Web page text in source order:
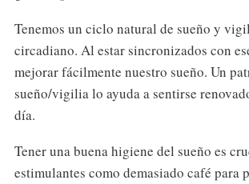
Tenemos un ciclo natural de sueño y
circadiano. Al estar sincronizados con
mejorar fácilmente nuestro sueño. Un
sueño/vigilia lo ayuda a sentirse
día.
Tener una buena higiene del sueño es
estimulantes como demasiado café para